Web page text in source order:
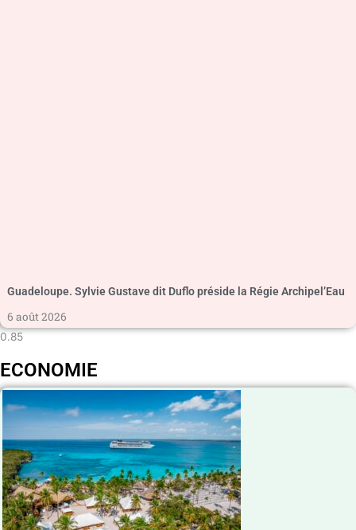
Guadeloupe. Sylvie Gustave dit Duflo préside la Régie Archipel’Eau
6 août 2026
ECONOMIE